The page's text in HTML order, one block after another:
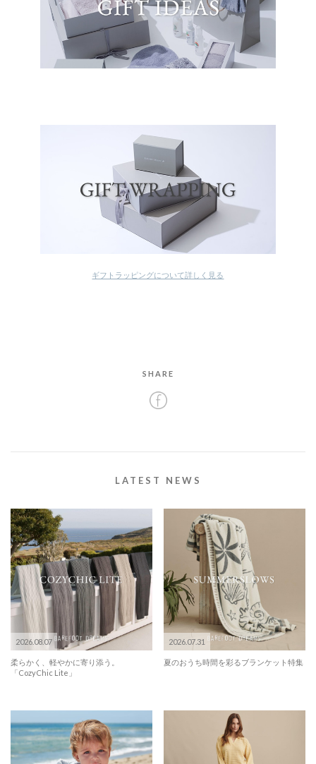
ギフトラッピングについて詳しく見る
SHARE
LATEST NEWS
2026.08.07
柔らかく、軽やかに寄り添う。
「CozyChic Lite」
2026.07.31
夏のおうち時間を彩るブランケット特集